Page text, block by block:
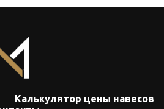
Калькулятор цены навесов